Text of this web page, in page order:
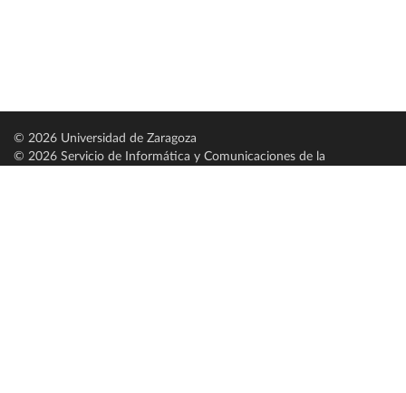
© 2026 Universidad de Zaragoza
© 2026 Servicio de Informática y Comunicaciones de la